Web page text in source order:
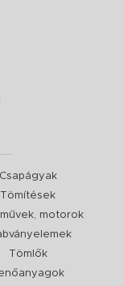
Csapágyak
Tömítések
motorok
Tömlők